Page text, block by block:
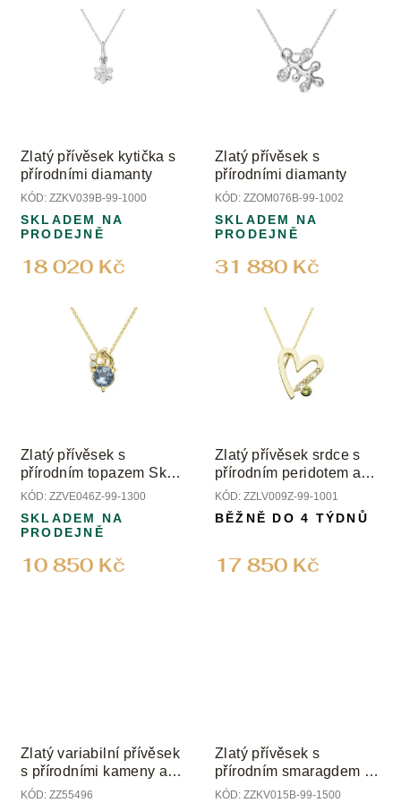
ů
o
d
u
k
ů
Zlatý přívěsek kytička s
přírodními diamanty
KÓD: ZZKV039B-99-1000
18 020 Kč
SKLADEM NA
PRODEJNĚ
Zlatý přívěsek s
přírodními diamanty
KÓD: ZZOM076B-99-1002
31 880 Kč
SKLADEM NA
PRODEJNĚ
Zlatý přívěsek s
přírodním topazem Sky
a diamanty
KÓD: ZZVE046Z-99-1300
10 850 Kč
SKLADEM NA
PRODEJNĚ
Zlatý přívěsek srdce s
přírodním peridotem a
diamanty
KÓD: ZZLV009Z-99-1001
17 850 Kč
BĚŽNĚ DO 4 TÝDNŮ
Zlatý variabilní přívěsek
s přírodními kameny a
diamanty
KÓD: ZZ55496
Zlatý přívěsek s
přírodním smaragdem a
diamanty
KÓD: ZZKV015B-99-1500